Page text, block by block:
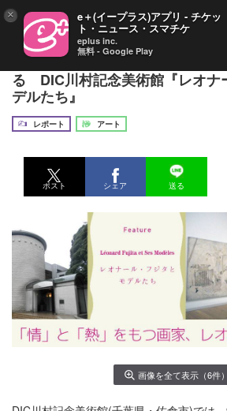
レオナール・フジタがもつ「情」
る DIC川村記念美術館『レオナ
デルたち』
レポート
アート
ポスト シェア 送る
画像を全て表示（6件）
× e＋(イープラス)アプリ - チケッ
ト・ニュース・スマチケ
eplus inc.
無料 - Google Play